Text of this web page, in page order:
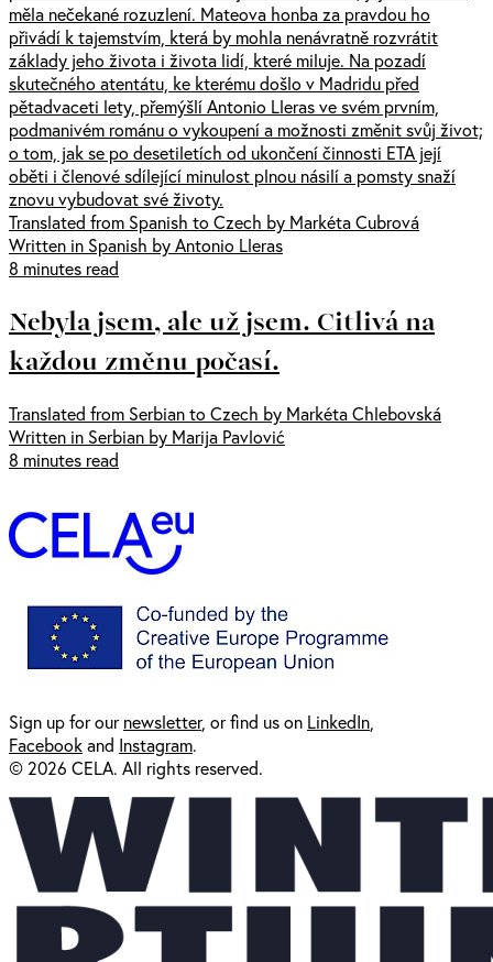
měla nečekané rozuzlení. Mateova honba za pravdou ho
přivádí k tajemstvím, která by mohla nenávratně rozvrátit
základy jeho života i života lidí, které miluje. Na pozadí
skutečného atentátu, ke kterému došlo v Madridu před
pětadvaceti lety, přemýšlí Antonio Lleras ve svém prvním,
podmanivém románu o vykoupení a možnosti změnit svůj život;
o tom, jak se po desetiletích od ukončení činnosti ETA její
oběti i členové sdílející minulost plnou násilí a pomsty snaží
znovu vybudovat své životy.
Translated from Spanish to Czech by Markéta Cubrová
Written in Spanish by Antonio Lleras
8 minutes read
Nebyla jsem, ale už jsem. Citlivá na
každou změnu počasí.
Translated from Serbian to Czech by Markéta Chlebovská
Written in Serbian by Marija Pavlović
8 minutes read
Sign up for ournewsletter, or find us on LinkedIn,
Facebookand Instagram.
© 2026 CELA. All rights reserved.